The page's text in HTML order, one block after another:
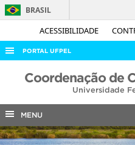
ACESSIBILIDADE
BRASIL
PORTAL UFPEL
ACESSO À INFORMAÇÃO
COBALTO
CONCURSOS
Coordenação de
Universidade
MENU